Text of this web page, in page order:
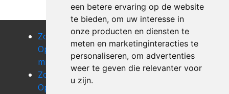
een betere ervaring op de website
te bieden, om uw interesse in
onze producten en diensten te
meten en marketinginteracties te
personaliseren, om advertenties
weer te geven die relevanter voor
u zijn.
Zolder
Opruimen
minderhout
Zolder
Opruimen
mol
Zolder
Opruimen
morkhoven
Zolder
Opruimen
Zolder
Zolder